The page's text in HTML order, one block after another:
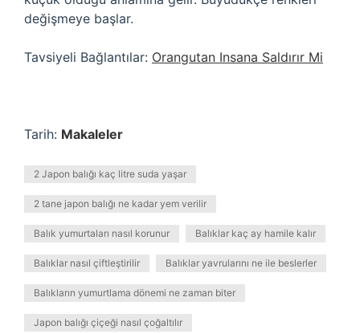
değişmeye başlar.
Tavsiyeli Bağlantılar: Orangutan Insana Saldırır Mi
Tarih: Makaleler
2 Japon balığı kaç litre suda yaşar
2 tane japon balığı ne kadar yem verilir
Balık yumurtaları nasıl korunur Balıklar kaç ay hamile kalır
Balıklar nasıl çiftleştirilir Balıklar yavrularını ne ile beslerler
Balıkların yumurtlama dönemi ne zaman biter
Japon balığı çiçeği nasıl çoğaltılır